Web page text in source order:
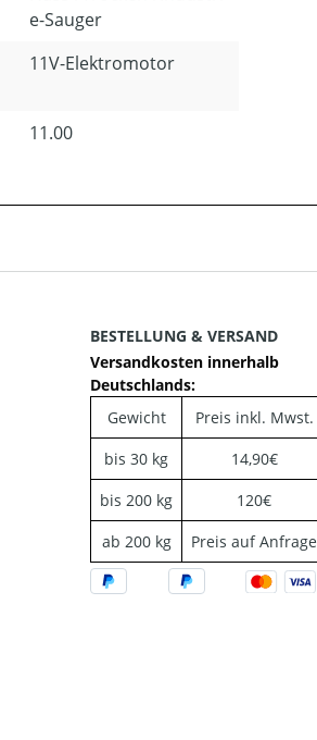
e-Sauger
11V-Elektromotor
11.00
BESTELLUNG & VERSAND
Versandkosten innerhalb
Deutschlands:
Gewicht
Preis inkl. Mwst.
bis 30 kg
14,90€
bis 200 kg
120€
ab 200 kg
Preis auf Anfrage